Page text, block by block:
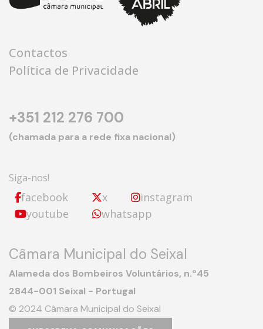
Contactos
Política de Privacidade
+351 212 276 700
(chamada para a rede fixa nacional)
Siga-nos!
facebook x
instagram
youtube
whatsapp
Câmara Municipal do Seixal
Alameda dos Bombeiros Voluntários, n.º45
2844-001 Seixal - Portugal
© 2024 Câmara Municipal do Seixal